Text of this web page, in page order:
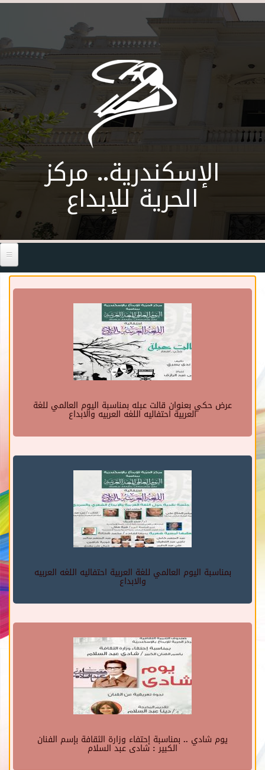
Skip to main content
الإسكندرية.. مركز
الحرية للإبداع
عرض حكي بعنوان قالت عبله بمناسبة اليوم العالمي للغة
العربية احتفاليه اللغه العربيه والابداع
بمناسبة اليوم العالمي للغة العربية احتفاليه اللغه العربيه
والابداع
يوم شادي .. بمناسبة إحتفاء وزارة الثقافة بإسم الفنان
الكبير : شادى عبد السلام